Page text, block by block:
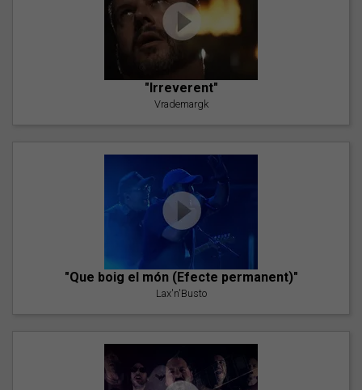
"Irreverent"
Vrademargk
"Que boig el món (Efecte permanent)"
Lax'n'Busto